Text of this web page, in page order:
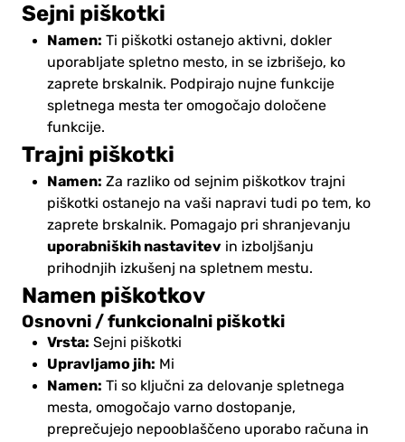
Sejni piškotki
Namen: Ti piškotki ostanejo aktivni, dokler
uporabljate spletno mesto, in se izbrišejo, ko
zaprete brskalnik. Podpirajo nujne funkcije
spletnega mesta ter omogočajo določene
funkcije.
Trajni piškotki
Namen: Za razliko od sejnim piškotkov trajni
piškotki ostanejo na vaši napravi tudi po tem, ko
zaprete brskalnik. Pomagajo pri shranjevanju
uporabniških nastavitev in izboljšanju
prihodnjih izkušenj na spletnem mestu.
Namen piškotkov
Osnovni / funkcionalni piškotki
Vrsta: Sejni piškotki
Upravljamo jih: Mi
Namen: Ti so ključni za delovanje spletnega
mesta, omogočajo varno dostopanje,
preprečujejo nepooblaščeno uporabo računa in